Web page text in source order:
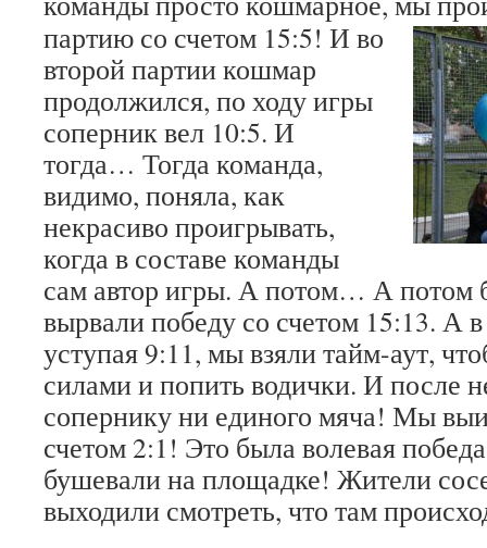
партию со счетом 15:5! И во
второй партии кошмар
продолжился, по ходу игры
соперник вел 10:5. И
тогда… Тогда команда,
видимо, поняла, как
некрасиво проигрывать,
когда в составе команды
сам автор игры. А потом… А
вырвали победу со счетом 15:13. А
уступая 9:11, мы взяли тайм-аут,
силами и попить водички. И после
сопернику ни единого мяча! Мы
счетом 2:1! Это была волевая
бушевали на площадке! Жители
выходили смотреть, что там